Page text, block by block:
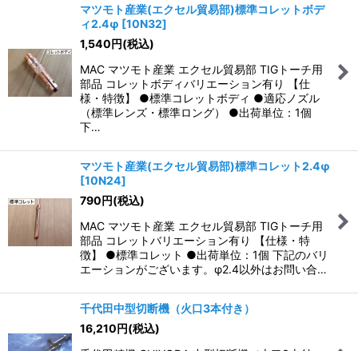
マツモト産業(エクセル貿易部)標準コレットボデ
ィ2.4φ [10N32]
1,540円(税込)
MAC マツモト産業 エクセル貿易部 TIGトーチ用
部品 コレットボディバリエーション有り 【仕
様・特徴】 ●標準コレットボディ ●適応ノズル
（標準レンズ・標準ロング） ●出荷単位：1個
下…
マツモト産業(エクセル貿易部)標準コレット2.4φ
[10N24]
790円(税込)
MAC マツモト産業 エクセル貿易部 TIGトーチ用
部品 コレットバリエーション有り 【仕様・特
徴】 ●標準コレット ●出荷単位：1個 下記のバリ
エーションがございます。φ2.4以外はお問い合…
千代田中型切断機（火口3本付き）
16,210円(税込)